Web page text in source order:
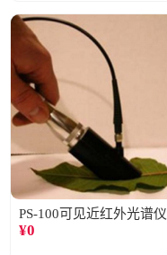
PS-100可见近红外光谱仪
¥0